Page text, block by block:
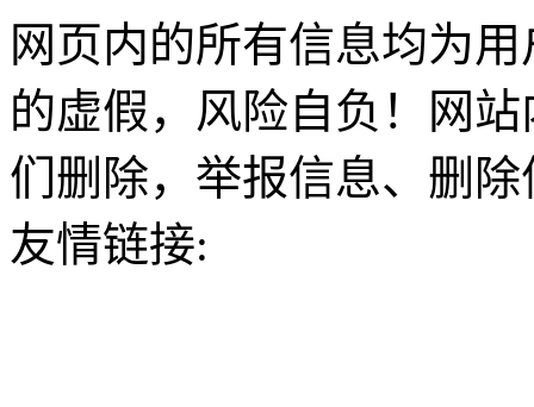
网页内的所有信息均为
的虚假，风险自负！网
们删除，举报信息、删
友情链接: